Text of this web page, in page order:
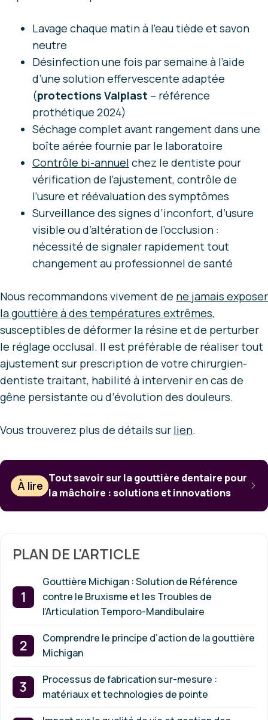
Lavage chaque matin à l’eau tiède et savon
neutre
Désinfection une fois par semaine à l’aide
d’une solution effervescente adaptée
(protections Valplast – référence
prothétique 2024)
Séchage complet avant rangement dans une
boîte aérée fournie par le laboratoire
Contrôle bi-annuel chez le dentiste pour
vérification de l’ajustement, contrôle de
l’usure et réévaluation des symptômes
Surveillance des signes d’inconfort, d’usure
visible ou d’altération de l’occlusion :
nécessité de signaler rapidement tout
changement au professionnel de santé
Nous recommandons vivement de ne jamais exposer
la gouttière à des températures extrêmes,
susceptibles de déformer la résine et de perturber
le réglage occlusal. Il est préférable de réaliser tout
ajustement sur prescription de votre chirurgien-
dentiste traitant, habilité à intervenir en cas de
gêne persistante ou d’évolution des douleurs.
Vous trouverez plus de détails sur lien.
À lire
Tout savoir sur la gouttière dentaire pour
la mâchoire : solutions et innovations
PLAN DE L'ARTICLE
Gouttière Michigan : Solution de Référence
contre le Bruxisme et les Troubles de
l’Articulation Temporo-Mandibulaire
Comprendre le principe d’action de la gouttière
Michigan
Processus de fabrication sur-mesure :
matériaux et technologies de pointe